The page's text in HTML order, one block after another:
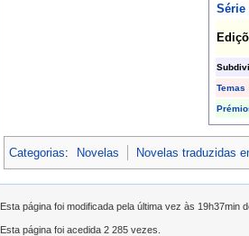
Série
Temas
Categorias: Novelas Novelas traduzidas
Esta página foi modificada pela última vez às 19h37min
Esta página foi acedida 2 285 vezes.